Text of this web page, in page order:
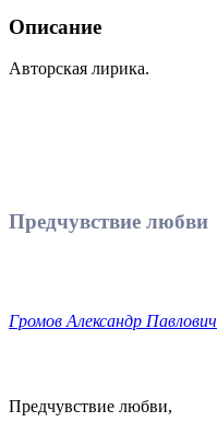
Описание
Авторская лирика.
Предчувствие любви
Громов Александр Павлович
Предчувствие любви,